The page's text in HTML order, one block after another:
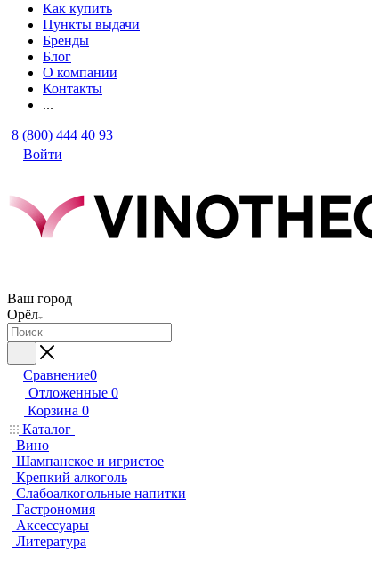
Как купить
Пункты выдачи
Бренды
Блог
О компании
Контакты
...
8 (800) 444 40 93
Войти
Ваш город
Орёл
Сравнение0
Отложенные 0
Корзина 0
Каталог
Вино
Шампанское и игристое
Крепкий алкоголь
Слабоалкогольные напитки
Гастрономия
Аксессуары
Литература